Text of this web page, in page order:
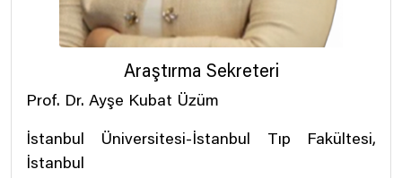
Araştırma Sekreteri
Prof. Dr. Ayşe Kubat Üzüm
İstanbul Üniversitesi-İstanbul Tıp Fakültesi,
İstanbul